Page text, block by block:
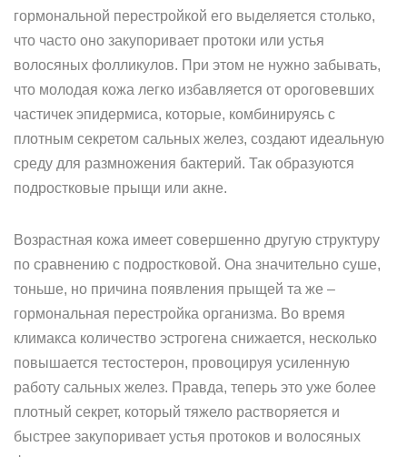
гормональной перестройкой его выделяется столько,
что часто оно закупоривает протоки или устья
волосяных фолликулов. При этом не нужно забывать,
что молодая кожа легко избавляется от ороговевших
частичек эпидермиса, которые, комбинируясь с
плотным секретом сальных желез, создают идеальную
среду для размножения бактерий. Так образуются
подростковые прыщи или акне.
Возрастная кожа имеет совершенно другую структуру
по сравнению с подростковой. Она значительно суше,
тоньше, но причина появления прыщей та же –
гормональная перестройка организма. Во время
климакса количество эстрогена снижается, несколько
повышается тестостерон, провоцируя усиленную
работу сальных желез. Правда, теперь это уже более
плотный секрет, который тяжело растворяется и
быстрее закупоривает устья протоков и волосяных